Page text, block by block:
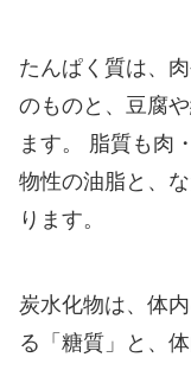
たんぱく質は、
のものと、豆腐
ます。 脂質も肉
物性の油脂と、
ります。
炭水化物は、体
る「糖質」と、